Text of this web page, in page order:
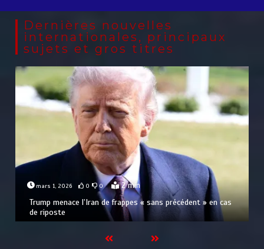
Dernières nouvelles
internationales, principaux
sujets et gros titres
mars 6, 2026 0 0 2 min
Arrestation d’un ressortissant sénégalais au Maroc :
mandat international en cause